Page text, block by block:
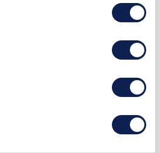
X Checkbook
X Checkbook is te bestellen